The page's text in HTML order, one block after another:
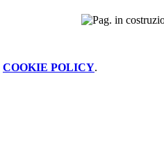
COOKIE POLICY.